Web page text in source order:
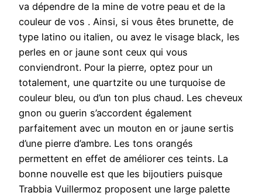
va dépendre de la mine de votre peau et de la
couleur de vos . Ainsi, si vous êtes brunette, de
type latino ou italien, ou avez le visage black, les
perles en or jaune sont ceux qui vous
conviendront. Pour la pierre, optez pour un
totalement, une quartzite ou une turquoise de
couleur bleu, ou d’un ton plus chaud. Les cheveux
gnon ou guerin s’accordent également
parfaitement avec un mouton en or jaune sertis
d’une pierre d’ambre. Les tons orangés
permettent en effet de améliorer ces teints. La
bonne nouvelle est que les bijoutiers puisque
Trabbia Vuillermoz proposent une large palette